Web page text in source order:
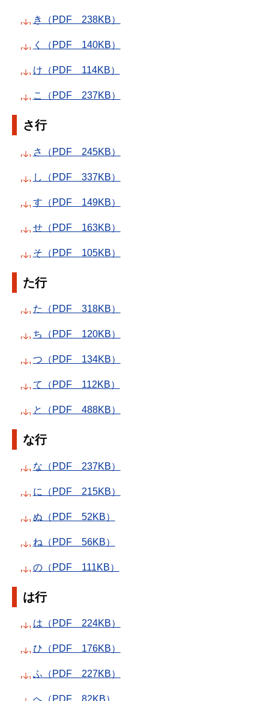
き（PDF 238KB）
く（PDF 140KB）
け（PDF 114KB）
こ（PDF 237KB）
さ行
さ（PDF 245KB）
し（PDF 337KB）
す（PDF 149KB）
せ（PDF 163KB）
そ（PDF 105KB）
た行
た（PDF 318KB）
ち（PDF 120KB）
つ（PDF 134KB）
て（PDF 112KB）
と（PDF 488KB）
な行
な（PDF 237KB）
に（PDF 215KB）
ぬ（PDF 52KB）
ね（PDF 56KB）
の（PDF 111KB）
は行
は（PDF 224KB）
ひ（PDF 176KB）
ふ（PDF 227KB）